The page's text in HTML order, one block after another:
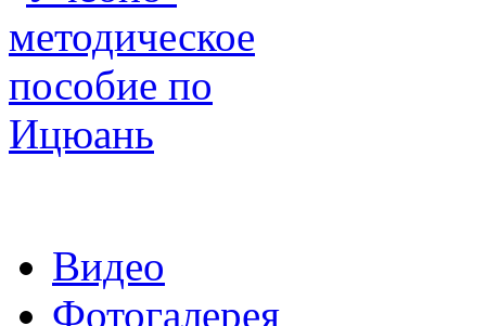
Видео
Фотогалерея